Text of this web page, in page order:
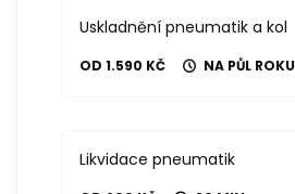
Uskladnění pneumatik a kol
OD 1.590 KČ NA PŮL ROKU
Likvidace pneumatik